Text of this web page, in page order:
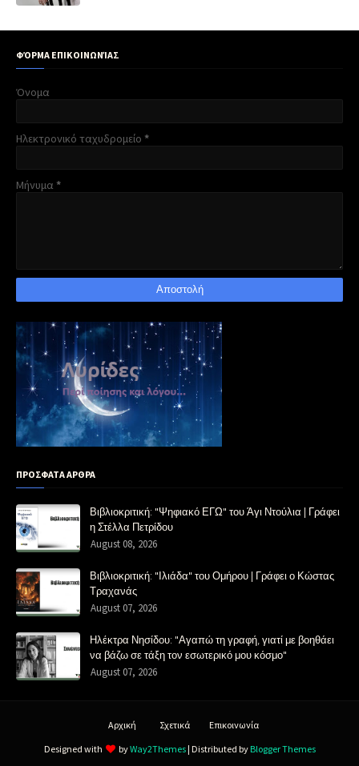
ΦΌΡΜΑ ΕΠΙΚΟΙΝΩΝΊΑΣ
Όνομα
Ηλεκτρονικό ταχυδρομείο *
Μήνυμα *
ΠΡΟΣΦΑΤΑ ΑΡΘΡΑ
Βιβλιοκριτική: "Ψηφιακό ΕΓΩ" του Άγι Ντούλια | Γράφει
η Στέλλα Πετρίδου
August 08, 2026
Βιβλιοκριτική: "Ιλιάδα" του Ομήρου | Γράφει ο Κώστας
Τραχανάς
August 07, 2026
Ηλέκτρα Νησίδου: "Αγαπώ τη γραφή, γιατί με βοηθάει
να βάζω σε τάξη τον εσωτερικό μου κόσμο"
August 07, 2026
Αρχική Σχετικά
Επικοινωνία
Designed with
byWay2Themes| Distributed by Blogger Themes